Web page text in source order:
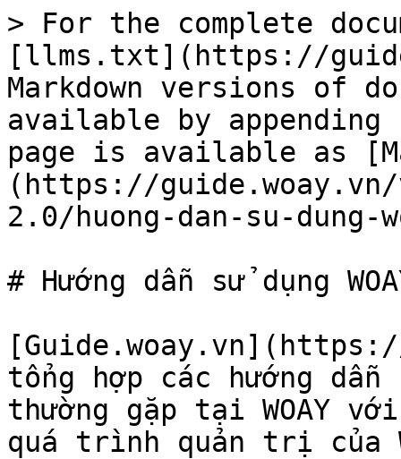
> For the complete
[llms.txt](https://
Markdown versions of
available by
page is available as
(https://
2.0/huong-dan-su-dung-
# Hướng dẫn sử dụng
tổng hợp các hướng
thường gặp tại WOAY
quá trình quản trị của